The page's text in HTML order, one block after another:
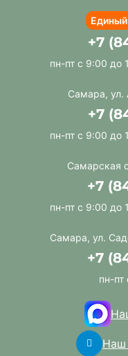
+7
пн-пт с 9:00 до
Самара, ул.
+7
пн-пт с 9:00 до
Самарская
+7
пн-пт с 9:00 до
Самара, ул.
+7
пн-пт
Наш